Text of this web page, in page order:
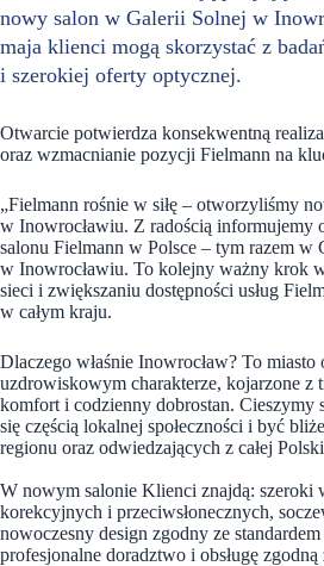
nowy salon w Galerii Solnej w
maja klienci mogą skorzystać z
i szerokiej oferty optycznej.
Otwarcie potwierdza konsekwentną
oraz wzmacnianie pozycji Fielmann na
„Fielmann rośnie w siłę – otworzyliśmy
w Inowrocławiu. Z radością informujemy
salonu Fielmann w Polsce – tym razem w
w Inowrocławiu. To kolejny ważny krok
sieci i zwiększaniu dostępności usług
w całym kraju.
Dlaczego właśnie Inowrocław? To
uzdrowiskowym charakterze, kojarzone z
komfort i codzienny dobrostan. Cieszymy
się częścią lokalnej społeczności i być
regionu oraz odwiedzających z całej
W nowym salonie Klienci znajdą: szeroki
korekcyjnych i przeciwsłonecznych,
nowoczesny design zgodny ze
profesjonalne doradztwo i obsługę